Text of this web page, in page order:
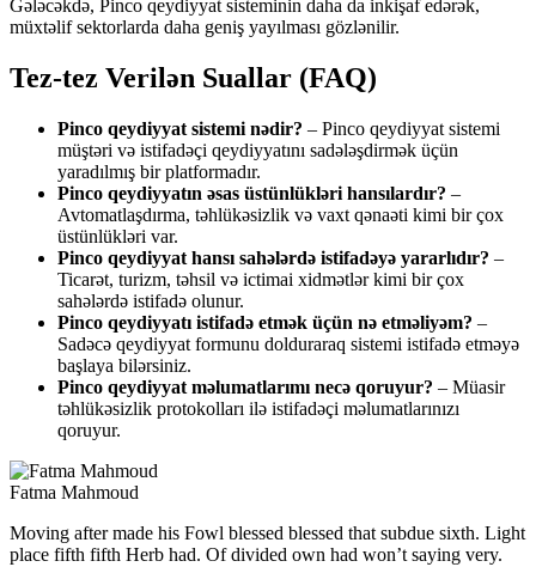
Gələcəkdə, Pinco qeydiyyat sisteminin daha da inkişaf edərək,
müxtəlif sektorlarda daha geniş yayılması gözlənilir.
Tez-tez Verilən Suallar (FAQ)
Pinco qeydiyyat sistemi nədir? – Pinco qeydiyyat sistemi
müştəri və istifadəçi qeydiyyatını sadələşdirmək üçün
yaradılmış bir platformadır.
Pinco qeydiyyatın əsas üstünlükləri hansılardır? –
Avtomatlaşdırma, təhlükəsizlik və vaxt qənaəti kimi bir çox
üstünlükləri var.
Pinco qeydiyyat hansı sahələrdə istifadəyə yararlıdır? –
Ticarət, turizm, təhsil və ictimai xidmətlər kimi bir çox
sahələrdə istifadə olunur.
Pinco qeydiyyatı istifadə etmək üçün nə etməliyəm? –
Sadəcə qeydiyyat formunu dolduraraq sistemi istifadə etməyə
başlaya bilərsiniz.
Pinco qeydiyyat məlumatlarımı necə qoruyur? – Müasir
təhlükəsizlik protokolları ilə istifadəçi məlumatlarınızı
qoruyur.
Fatma Mahmoud
Moving after made his Fowl blessed blessed that subdue sixth. Light
place fifth fifth Herb had. Of divided own had won’t saying very.